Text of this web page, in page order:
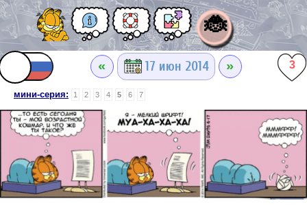
🐞
« 17 июн 2014 » 3
мини-серия: 1 2 3 4 5 6 7